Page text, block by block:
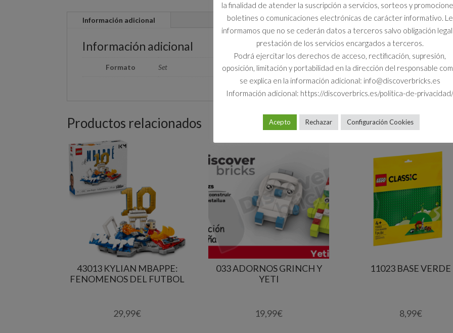
Información adicional
Información adicional
Formato Set
Productos relacionados
43013 KYLIAN MBAPPE:
FENOMENOS DEL FUTBOL
29,99€
033 ADORNOS GRINCH Y
YETI
19,99€
11023 BASE VERDE
8,99€
la finalidad de atender la suscripción a servicios, sorteos y
boletines o comunicaciones electrónicas de carácter informativo. Le
informamos que no se cederán datos a terceros salvo obligación
prestación de los servicios encargados a terceros.
Podrá ejercitar los derechos de acceso, rectificación, supresión,
oposición, limitación y portabilidad en la dirección del responsable
se explica en la información adicional: info@discoverbricks.es
Información adicional: https://discoverbrics.es/politica-de-privacidad/
Acepto Rechazar Configuración Cookies